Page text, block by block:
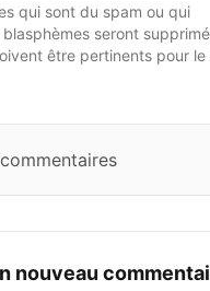
qui sont du spam ou qui
seront
être pertinents pour le
nouveau